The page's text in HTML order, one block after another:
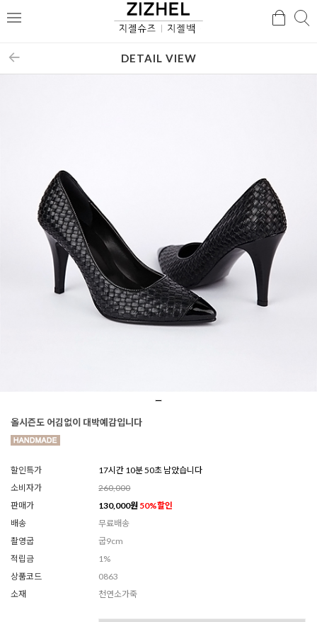
메
검
DETAIL VIEW
올시즌도 어김없이 대박예감입니다
할인특가
17시간 10분 49초 남았습니다
소비자가
260,000
판매가
130,000원 50%할인
배송
무료배송
촬영굽
굽9cm
적립금
1%
상품코드
0863
소재
천연소가죽